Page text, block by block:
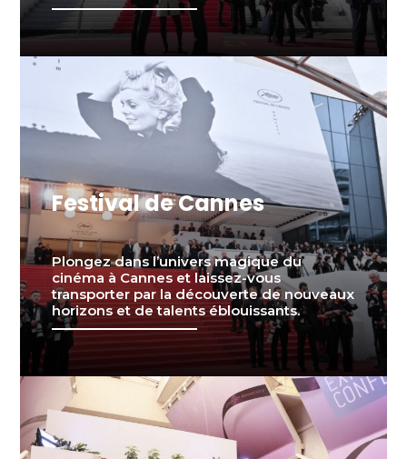
Festival de Cannes
Plongez dans l’univers magique du
cinéma à Cannes et laissez-vous
transporter par la découverte de nouveaux
horizons et de talents éblouissants.